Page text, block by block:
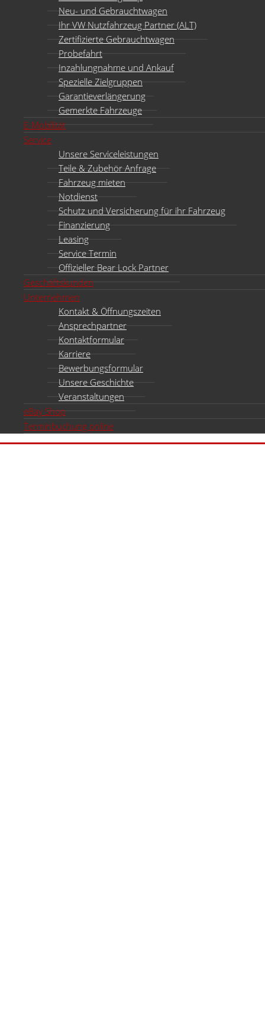
Neu- und Gebrauchtwagen
Ihr VW Nutzfahrzeug Partner (ALT)
Zertifizierte Gebrauchtwagen
Probefahrt
Inzahlungnahme und Ankauf
Spezielle Zielgruppen
Garantieverlängerung
Gemerkte Fahrzeuge
E-Mobilität
Service
Unsere Serviceleistungen
Teile & Zubehör Anfrage
Fahrzeug mieten
Notdienst
Schutz und Versicherung für ihr Fahrzeug
Finanzierung
Leasing
Service Termin
Offizieller Bear Lock Partner
Geschäftskunden
Unternehmen
Kontakt & Öffnungszeiten
Ansprechpartner
Kontaktformular
Karriere
Bewerbungsformular
Unsere Geschichte
Veranstaltungen
eBay Shop
Terminbuchung online